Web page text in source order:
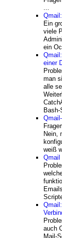
...
Ein
viele
ein
einer
man
alle
Nein,
weiß
Qmail
auch
Mail-